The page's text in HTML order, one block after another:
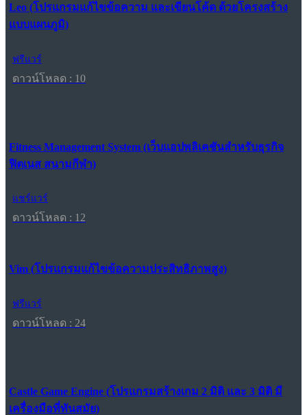
Leo (โปรแกรมแก้ไขข้อความ และเขียนโค้ด ด้วยโครงสร้าง
แบบแผนภูมิ)
ฟรีแวร์
ดาวน์โหลด : 10
Fitness Management System (เว็บแอปพลิเคชันสำหรับธุรกิจ
ฟิตเนส สนามกีฬา)
แชร์แวร์
ดาวน์โหลด : 12
Vim (โปรแกรมแก้ไขข้อความประสิทธิภาพสูง)
ฟรีแวร์
ดาวน์โหลด : 24
Castle Game Engine (โปรแกรมสร้างเกม 2 มิติ และ 3 มิติ มี
เครื่องมือที่ทันสมัย)